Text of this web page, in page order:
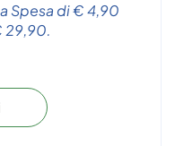
Spesa di € 4,90
29,90.